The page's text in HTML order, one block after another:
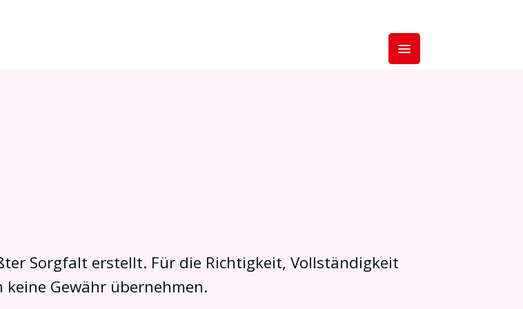
Sorgfalt erstellt. Für die Richtigkeit, Vollständigkeit
Gewähr übernehmen.